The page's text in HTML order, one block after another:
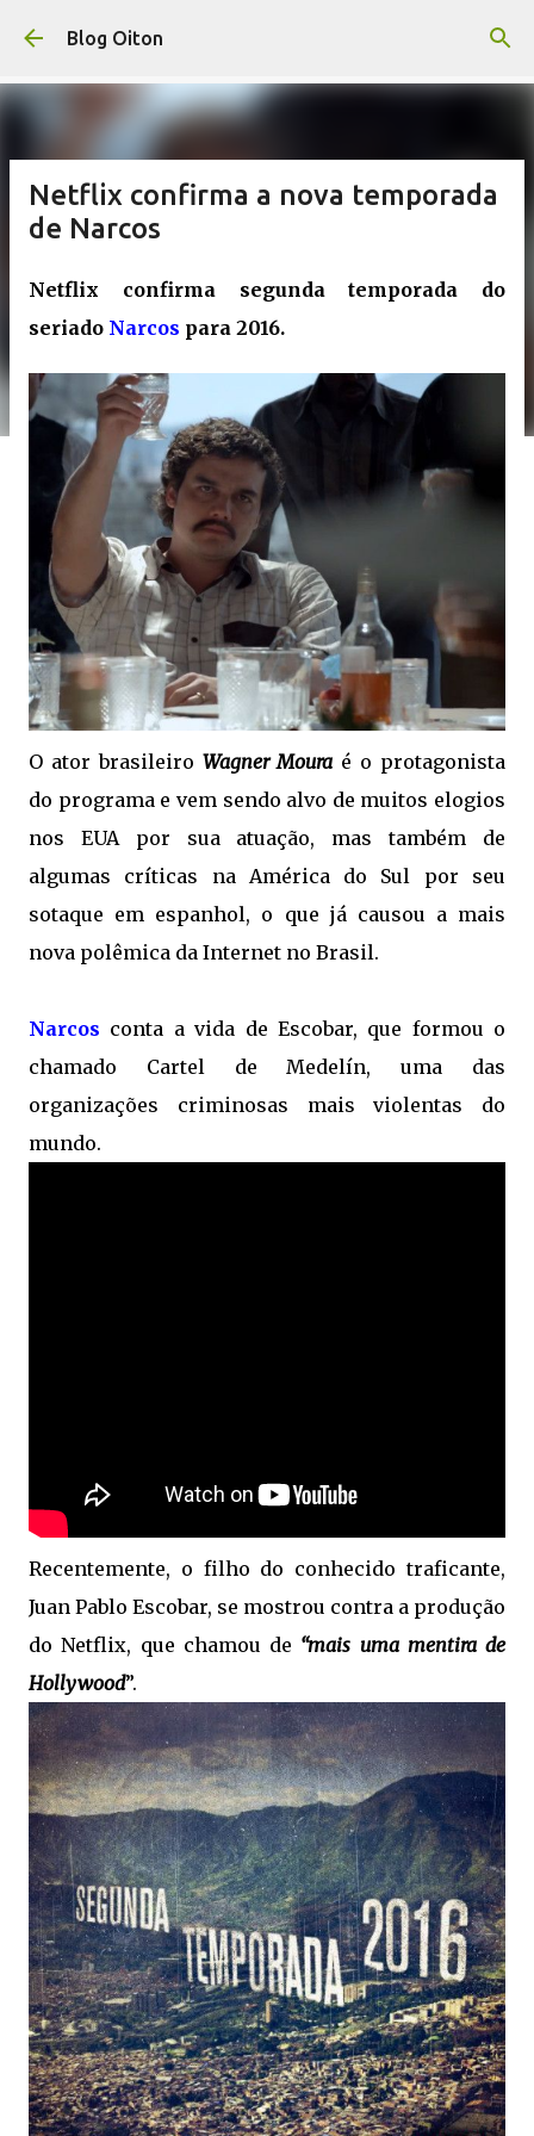
Pular para o conteúdo principal
Blog Oiton
Netflix confirma a nova temporada
de Narcos
Netflix confirma segunda temporada do
seriado Narcos para 2016.
O ator brasileiro Wagner Moura é o protagonista
do programa e vem sendo alvo de muitos elogios
nos EUA por sua atuação, mas também de
algumas críticas na América do Sul por seu
sotaque em espanhol, o que já causou a mais
nova polêmica da Internet no Brasil.
Narcos conta a vida de Escobar, que formou o
chamado Cartel de Medelín, uma das
organizações criminosas mais violentas do
mundo.
Recentemente, o filho do conhecido traficante,
Juan Pablo Escobar, se mostrou contra a produção
do Netflix, que chamou de “mais uma mentira de
Hollywood”.